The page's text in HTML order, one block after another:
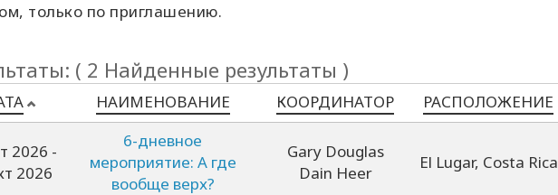
только по приглашению.
( 2 Найденные результаты )
НАИМЕНОВАНИЕ КООРДИНАТОР РАСПОЛОЖЕНИЕ
2026 -
2026
6-дневное
мероприятие: А где
вообще верх?
Gary Douglas
Dain Heer
El Lugar, Costa Rica